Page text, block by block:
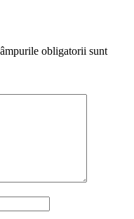
obligatorii sunt